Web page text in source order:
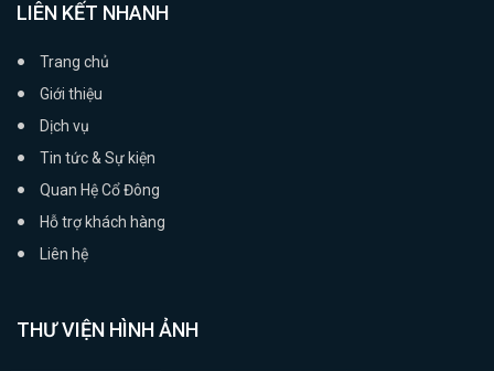
LIÊN KẾT NHANH
Trang chủ
Giới thiệu
Dịch vụ
Tin tức & Sự kiện
Quan Hệ Cổ Đông
Hỗ trợ khách hàng
Liên hệ
THƯ VIỆN HÌNH ẢNH